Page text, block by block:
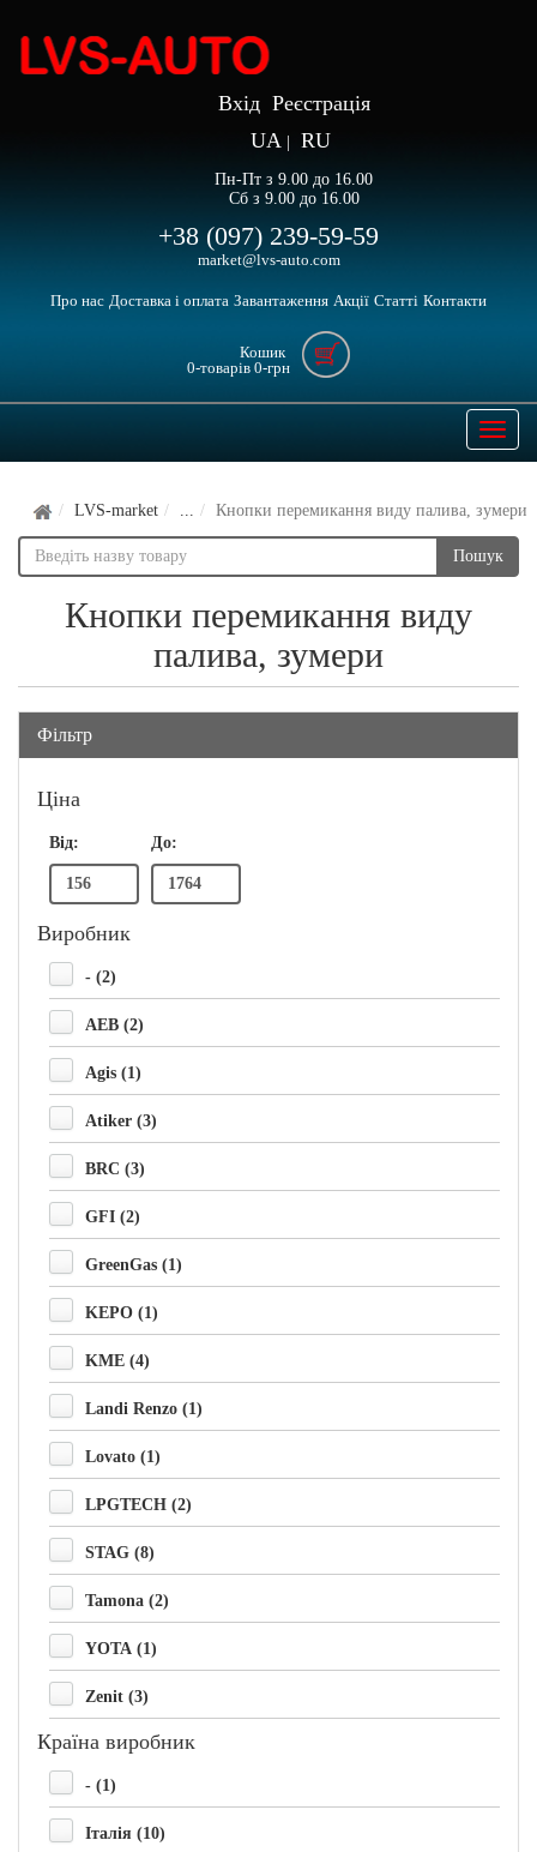
Вхід Реєстрація
UA
RU
Пн-Пт з 9.00 до 16.00
Сб з 9.00 до 16.00
+38 (097) 239-59-59
market@lvs-auto.com
Про нас Доставка і оплата Завантаження Акції Статті Контакти
Кошик
0-товарів 0-грн
Open
LVS-market ... Кнопки перемикання виду палива, зумери
Пошук
Кнопки перемикання виду
палива, зумери
Фільтр
Ціна
Від: До:
Виробник
- (2)
AEB (2)
Agis (1)
Atiker (3)
BRC (3)
GFI (2)
GreenGas (1)
KEPO (1)
KME (4)
Landi Renzo (1)
Lovato (1)
LPGTECH (2)
STAG (8)
Tamona (2)
YOTA (1)
Zenit (3)
Країна виробник
- (1)
Італія (10)